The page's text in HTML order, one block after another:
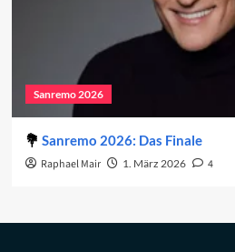
Sanremo 2026
Sanremo 2026: Das Finale
Raphael Mair 1. März 2026 4